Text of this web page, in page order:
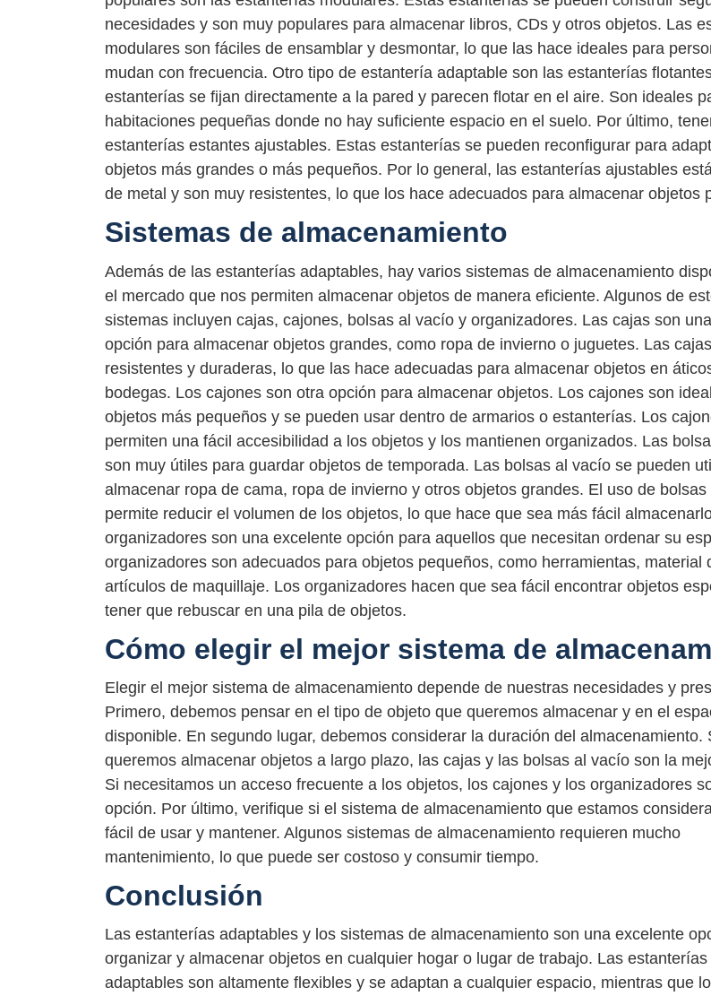
necesidades y son muy populares para almacenar libros, CDs y otros objetos. Las
modulares son fáciles de ensamblar y desmontar, lo que las hace ideales para
mudan con frecuencia. Otro tipo de estantería adaptable son las estanterías
estanterías se fijan directamente a la pared y parecen flotar en el aire. Son ideales
habitaciones pequeñas donde no hay suficiente espacio en el suelo. Por último,
estanterías estantes ajustables. Estas estanterías se pueden reconfigurar para
objetos más grandes o más pequeños. Por lo general, las estanterías ajustables
de metal y son muy resistentes, lo que los hace adecuados para almacenar objetos
Sistemas de almacenamiento
Además de las estanterías adaptables, hay varios sistemas de almacenamiento
el mercado que nos permiten almacenar objetos de manera eficiente. Algunos de
sistemas incluyen cajas, cajones, bolsas al vacío y organizadores. Las cajas son
opción para almacenar objetos grandes, como ropa de invierno o juguetes. Las
resistentes y duraderas, lo que las hace adecuadas para almacenar objetos en
bodegas. Los cajones son otra opción para almacenar objetos. Los cajones son
objetos más pequeños y se pueden usar dentro de armarios o estanterías. Los
permiten una fácil accesibilidad a los objetos y los mantienen organizados. Las
son muy útiles para guardar objetos de temporada. Las bolsas al vacío se pueden
almacenar ropa de cama, ropa de invierno y otros objetos grandes. El uso de
permite reducir el volumen de los objetos, lo que hace que sea más fácil
organizadores son una excelente opción para aquellos que necesitan ordenar su
organizadores son adecuados para objetos pequeños, como herramientas, material
artículos de maquillaje. Los organizadores hacen que sea fácil encontrar objetos
tener que rebuscar en una pila de objetos.
Cómo elegir el mejor sistema de
Elegir el mejor sistema de almacenamiento depende de nuestras necesidades y
Primero, debemos pensar en el tipo de objeto que queremos almacenar y en el
disponible. En segundo lugar, debemos considerar la duración del almacenamiento.
queremos almacenar objetos a largo plazo, las cajas y las bolsas al vacío son la
Si necesitamos un acceso frecuente a los objetos, los cajones y los organizadores
opción. Por último, verifique si el sistema de almacenamiento que estamos
fácil de usar y mantener. Algunos sistemas de almacenamiento requieren mucho
mantenimiento, lo que puede ser costoso y consumir tiempo.
Conclusión
Las estanterías adaptables y los sistemas de almacenamiento son una excelente
organizar y almacenar objetos en cualquier hogar o lugar de trabajo. Las estanterías
adaptables son altamente flexibles y se adaptan a cualquier espacio, mientras que